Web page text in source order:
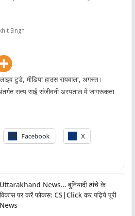
Singh
टुडे, मीडिया हाउस रायवाला, अगस्त।
सत्य साई संजीवनी अस्पताल में जागरूकता
Facebook X
Uttarakhand News… बुनियादी ढांचे के
विकास पर करें फोकस: CS|Click कर पढ़िये पूरी
News